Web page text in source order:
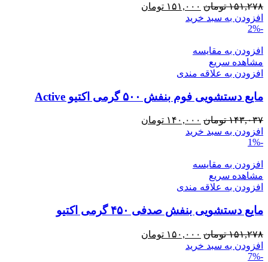
۱۵۱,۲۷۸ تومان قیمت
اصلی:
۱۵۱,۰۰۰ تومان
افزودن به سبد خرید
-2%
افزودن به مقایسه
مشاهده سریع
افزودن به علاقه مندی
مایع دستشویی فوم بنفش ۵۰۰ گرمی اکتیو Active
۱۴۳,۰۳۷ تومان قیمت
اصلی:
۱۴۰,۰۰۰ تومان
افزودن به سبد خرید
-1%
افزودن به مقایسه
مشاهده سریع
افزودن به علاقه مندی
مایع دستشویی بنفش صدفی ۴۵۰ گرمی اکتیو
۱۵۱,۲۷۸ تومان قیمت
اصلی:
۱۵۰,۰۰۰ تومان
افزودن به سبد خرید
-7%